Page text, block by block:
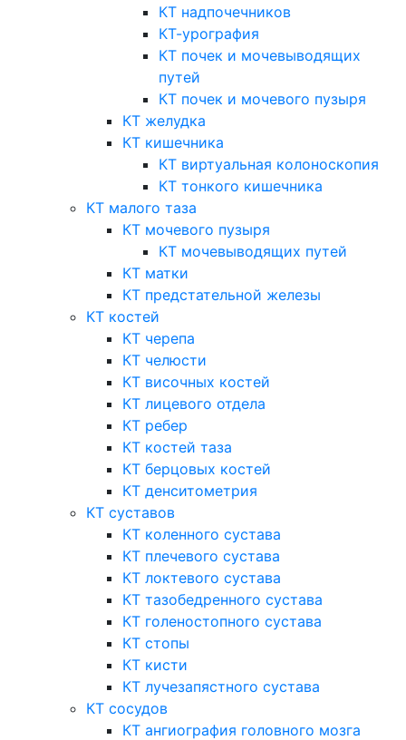
КТ надпочечников
КТ-урография
КТ почек и мочевыводящих
путей
КТ почек и мочевого пузыря
КТ желудка
КТ кишечника
КТ виртуальная колоноскопия
КТ тонкого кишечника
КТ малого таза
КТ мочевого пузыря
КТ мочевыводящих путей
КТ матки
КТ предстательной железы
КТ костей
КТ черепа
КТ челюсти
КТ височных костей
КТ лицевого отдела
КТ ребер
КТ костей таза
КТ берцовых костей
КТ денситометрия
КТ суставов
КТ коленного сустава
КТ плечевого сустава
КТ локтевого сустава
КТ тазобедренного сустава
КТ голеностопного сустава
КТ стопы
КТ кисти
КТ лучезапястного сустава
КТ сосудов
КТ ангиография головного мозга